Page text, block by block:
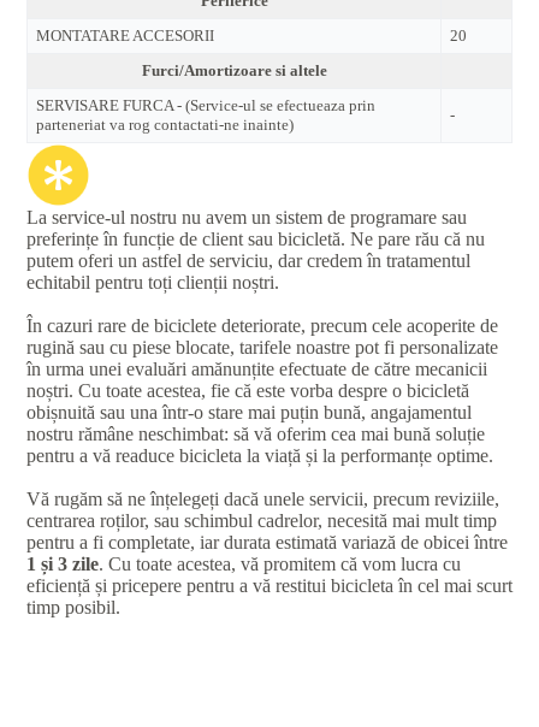
MONTATARE ACCESORII
20
Furci/Amortizoare si altele
SERVISARE FURCA - (Service-ul se efectueaza prin
parteneriat va rog contactati-ne inainte)
-
La service-ul nostru nu avem un sistem de programare sau
preferințe în funcție de client sau bicicletă. Ne pare rău că nu
putem oferi un astfel de serviciu, dar credem în tratamentul
echitabil pentru toți clienții noștri.
În cazuri rare de biciclete deteriorate, precum cele acoperite de
rugină sau cu piese blocate, tarifele noastre pot fi personalizate
în urma unei evaluări amănunțite efectuate de către mecanicii
noștri. Cu toate acestea, fie că este vorba despre o bicicletă
obișnuită sau una într-o stare mai puțin bună, angajamentul
nostru rămâne neschimbat: să vă oferim cea mai bună soluție
pentru a vă readuce bicicleta la viață și la performanțe optime.
Vă rugăm să ne înțelegeți dacă unele servicii, precum reviziile,
centrarea roților, sau schimbul cadrelor, necesită mai mult timp
pentru a fi completate, iar durata estimată variază de obicei între
1 și 3 zile. Cu toate acestea, vă promitem că vom lucra cu
eficiență și pricepere pentru a vă restitui bicicleta în cel mai scurt
timp posibil.